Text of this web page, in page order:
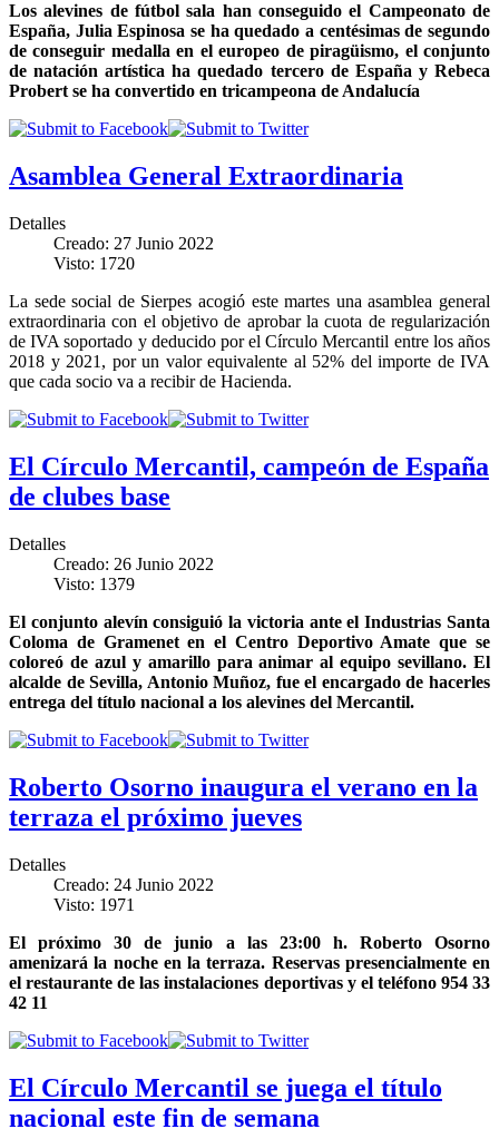
Los alevines de fútbol sala han conseguido el Campeonato de
España, Julia Espinosa se ha quedado a centésimas de segundo
de conseguir medalla en el europeo de piragüismo, el conjunto
de natación artística ha quedado tercero de España y Rebeca
Probert se ha convertido en tricampeona de Andalucía
Asamblea General Extraordinaria
Detalles
Creado: 27 Junio 2022
Visto: 1720
La sede social de Sierpes acogió este martes una asamblea general
extraordinaria con el objetivo de aprobar la cuota de regularización
de IVA soportado y deducido por el Círculo Mercantil entre los años
2018 y 2021, por un valor equivalente al 52% del importe de IVA
que cada socio va a recibir de Hacienda.
El Círculo Mercantil, campeón de España
de clubes base
Detalles
Creado: 26 Junio 2022
Visto: 1379
El conjunto alevín consiguió la victoria ante el Industrias Santa
Coloma de Gramenet en el Centro Deportivo Amate que se
coloreó de azul y amarillo para animar al equipo sevillano. El
alcalde de Sevilla, Antonio Muñoz, fue el encargado de hacerles
entrega del título nacional a los alevines del Mercantil.
Roberto Osorno inaugura el verano en la
terraza el próximo jueves
Detalles
Creado: 24 Junio 2022
Visto: 1971
El próximo 30 de junio a las 23:00 h. Roberto Osorno
amenizará la noche en la terraza. Reservas presencialmente en
el restaurante de las instalaciones deportivas y el teléfono 954 33
42 11
El Círculo Mercantil se juega el título
nacional este fin de semana